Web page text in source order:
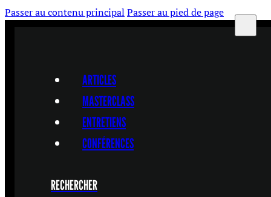
Passer au contenu principal Passer au pied de page
ARTICLES
MASTERCLASS
ENTRETIENS
CONFÉRENCES
RECHERCHER